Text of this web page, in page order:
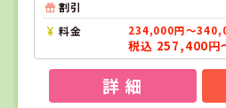
割引
料金
234,000円～
税込 257,400円
詳 細